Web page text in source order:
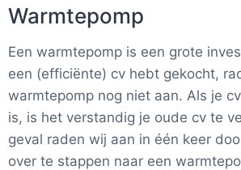
Warmtepomp
Een warmtepomp is een grote
een (efficiënte) cv hebt gekocht,
warmtepomp nog niet aan. Als je
is, is het verstandig je oude cv te
geval raden wij aan in één keer
over te stappen naar een